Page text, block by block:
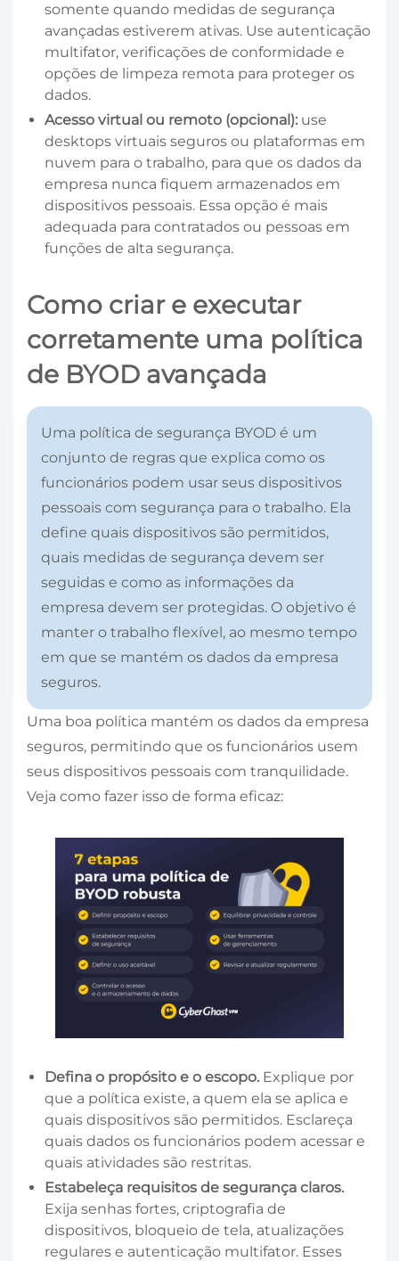
somente quando medidas de segurança
avançadas estiverem ativas. Use autenticação
multifator, verificações de conformidade e
opções de limpeza remota para proteger os
dados.
Acesso virtual ou remoto (opcional): use
desktops virtuais seguros ou plataformas em
nuvem para o trabalho, para que os dados da
empresa nunca fiquem armazenados em
dispositivos pessoais. Essa opção é mais
adequada para contratados ou pessoas em
funções de alta segurança.
Como criar e executar
corretamente uma política
de BYOD avançada
Uma política de segurança BYOD é um
conjunto de regras que explica como os
funcionários podem usar seus dispositivos
pessoais com segurança para o trabalho. Ela
define quais dispositivos são permitidos,
quais medidas de segurança devem ser
seguidas e como as informações da
empresa devem ser protegidas. O objetivo é
manter o trabalho flexível, ao mesmo tempo
em que se mantém os dados da empresa
seguros.
Uma boa política mantém os dados da empresa
seguros, permitindo que os funcionários usem
seus dispositivos pessoais com tranquilidade.
Veja como fazer isso de forma eficaz:
Defina o propósito e o escopo. Explique por
que a política existe, a quem ela se aplica e
quais dispositivos são permitidos. Esclareça
quais dados os funcionários podem acessar e
quais atividades são restritas.
Estabeleça requisitos de segurança claros.
Exija senhas fortes, criptografia de
dispositivos, bloqueio de tela, atualizações
regulares e autenticação multifator. Esses